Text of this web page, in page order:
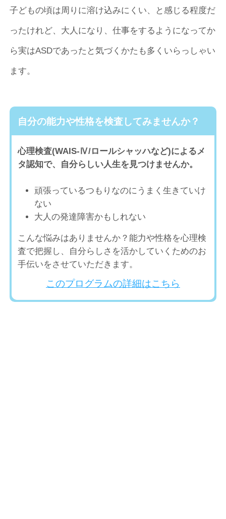
子どもの頃は周りに溶け込みにくい、と感じる程度だ
ったけれど、大人になり、仕事をするようになってか
ら実はASDであったと気づくかたも多くいらっしゃい
ます。
自分の能力や性格を検査してみませんか？
心理検査(WAIS-Ⅳ/ロールシャッハなど)によるメ
タ認知で、自分らしい人生を見つけませんか。
頑張っているつもりなのにうまく生きていけ
ない
大人の発達障害かもしれない
こんな悩みはありませんか？能力や性格を心理検
査で把握し、自分らしさを活かしていくためのお
手伝いをさせていただきます。
このプログラムの詳細はこちら